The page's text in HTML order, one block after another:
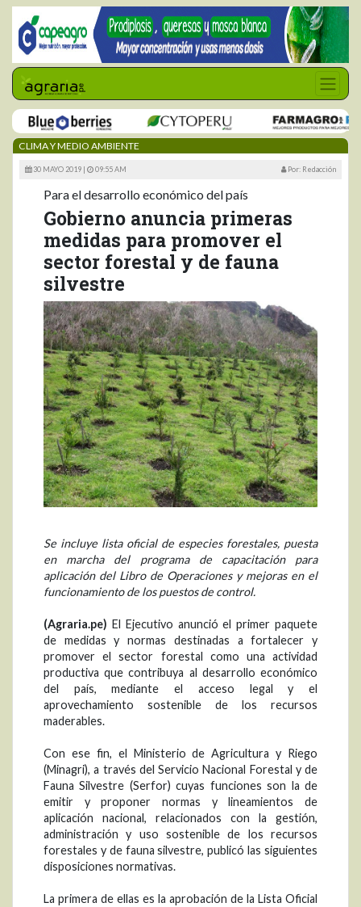
CLIMA Y MEDIO AMBIENTE
30 MAYO 2019 | 09:55 AM Por: Redacción
Para el desarrollo económico del país
Gobierno anuncia primeras
medidas para promover el
sector forestal y de fauna
silvestre
Se incluye lista oficial de especies forestales, puesta
en marcha del programa de capacitación para
aplicación del Libro de Operaciones y mejoras en el
funcionamiento de los puestos de control.
(Agraria.pe) El Ejecutivo anunció el primer paquete
de medidas y normas destinadas a fortalecer y
promover el sector forestal como una actividad
productiva que contribuya al desarrollo económico
del país, mediante el acceso legal y el
aprovechamiento sostenible de los recursos
maderables.
Con ese fin, el Ministerio de Agricultura y Riego
(Minagri), a través del Servicio Nacional Forestal y de
Fauna Silvestre (Serfor) cuyas funciones son la de
emitir y proponer normas y lineamientos de
aplicación nacional, relacionados con la gestión,
administración y uso sostenible de los recursos
forestales y de fauna silvestre, publicó las siguientes
disposiciones normativas.
La primera de ellas es la aprobación de la Lista Oficial